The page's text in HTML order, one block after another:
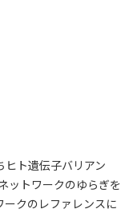
ヒト遺伝子バリアン
ットワークのゆらぎを
クのレファレンスに